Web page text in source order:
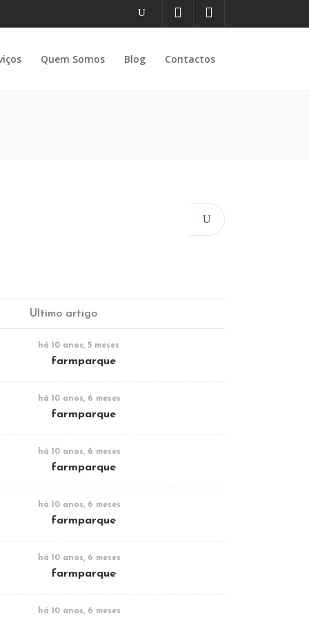
Quem Somos Blog Contactos
Último artigo
há 10 anos, 5 meses
farmparque
há 10 anos, 6 meses
farmparque
há 10 anos, 6 meses
farmparque
há 10 anos, 6 meses
farmparque
há 10 anos, 6 meses
farmparque
há 10 anos, 6 meses